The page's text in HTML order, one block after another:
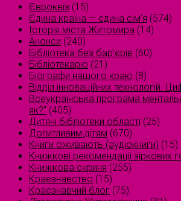
Євроквіз (15)
Єдина країна — єдина сім’я (574)
Історія міста Житомира (14)
Анонси (240)
Бібліотека без бар'єрів (60)
Бібліотекарю (21)
Біографи нашого краю (8)
Відділ інноваційних технологій.
Всеукраїнська програма
як?" (405)
Дитячі бібліотеки області (25)
Допитливим дітям (670)
Книги оживають (аудіокниги) (15)
Книжкові рекомендації зіркових
Книжкова скриня (255)
Краєзнавство (15)
Краєзнавчий блог (75)